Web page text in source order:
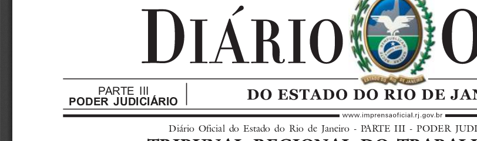
Diário  Oficial  do  Estado  do  Rio  de  Janeiro  -  PARTE  III  -  PODER
PARTE III
PODER JUDICIÁRIO